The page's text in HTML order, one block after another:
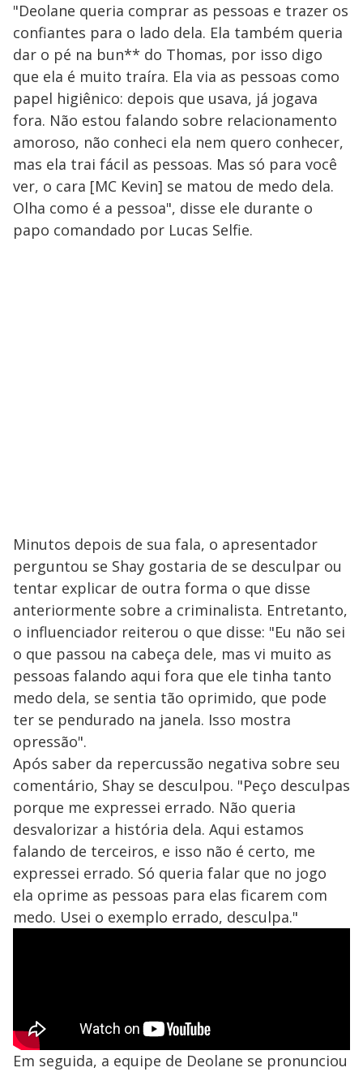
"Deolane queria comprar as pessoas e trazer os
confiantes para o lado dela. Ela também queria
dar o pé na bun** do Thomas, por isso digo
que ela é muito traíra. Ela via as pessoas como
papel higiênico: depois que usava, já jogava
fora. Não estou falando sobre relacionamento
amoroso, não conheci ela nem quero conhecer,
mas ela trai fácil as pessoas. Mas só para você
ver, o cara [MC Kevin] se matou de medo dela.
Olha como é a pessoa", disse ele durante o
papo comandado por Lucas Selfie.
Minutos depois de sua fala, o apresentador
perguntou se Shay gostaria de se desculpar ou
tentar explicar de outra forma o que disse
anteriormente sobre a criminalista. Entretanto,
o influenciador reiterou o que disse: "Eu não sei
o que passou na cabeça dele, mas vi muito as
pessoas falando aqui fora que ele tinha tanto
medo dela, se sentia tão oprimido, que pode
ter se pendurado na janela. Isso mostra
opressão".
Após saber da repercussão negativa sobre seu
comentário, Shay se desculpou. "Peço desculpas
porque me expressei errado. Não queria
desvalorizar a história dela. Aqui estamos
falando de terceiros, e isso não é certo, me
expressei errado. Só queria falar que no jogo
ela oprime as pessoas para elas ficarem com
medo. Usei o exemplo errado, desculpa."
Em seguida, a equipe de Deolane se pronunciou